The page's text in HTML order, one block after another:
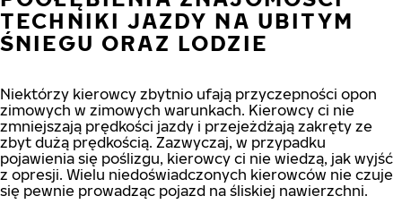
TECHNIKI JAZDY NA UBITYM
ŚNIEGU ORAZ LODZIE
Niektórzy kierowcy zbytnio ufają przyczepności opon
zimowych w zimowych warunkach. Kierowcy ci nie
zmniejszają prędkości jazdy i przejeżdżają zakręty ze
zbyt dużą prędkością. Zazwyczaj, w przypadku
pojawienia się poślizgu, kierowcy ci nie wiedzą, jak wyjść
z opresji. Wielu niedoświadczonych kierowców nie czuje
się pewnie prowadząc pojazd na śliskiej nawierzchni.